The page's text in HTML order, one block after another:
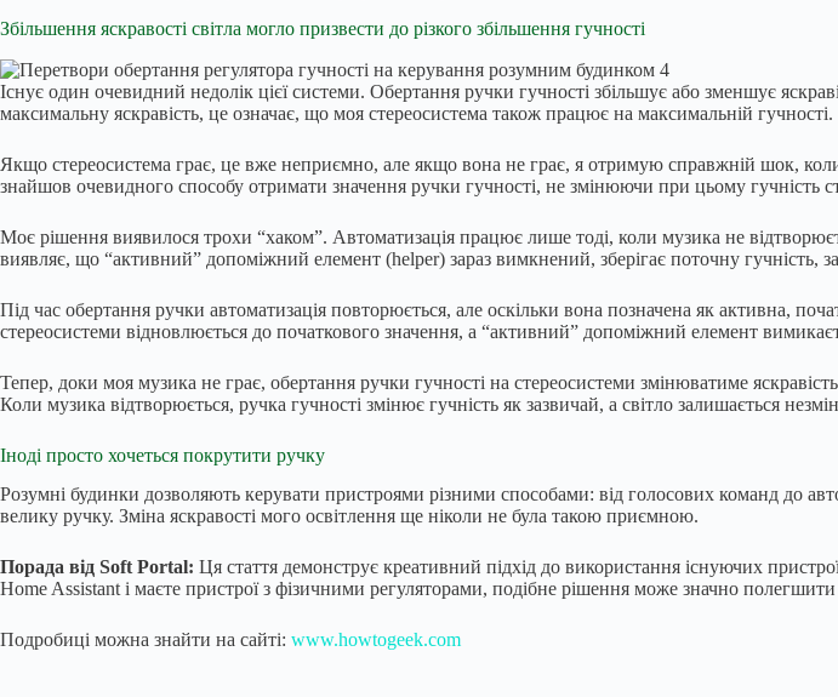
Збільшення яскравості світла могло призвести до різкого збільшення гучності
Існує один очевидний недолік цієї системи. Обертання ручки гучності збільшує або зменшує
максимальну яскравість, це означає, що моя стереосистема також працює на максимальній гучності.
Якщо стереосистема грає, це вже неприємно, але якщо вона не грає, я отримую справжній шок,
знайшов очевидного способу отримати значення ручки гучності, не змінюючи при цьому гучність
Моє рішення виявилося трохи “хаком”. Автоматизація працює лише тоді, коли музика не
виявляє, що “активний” допоміжний елемент (helper) зараз вимкнений, зберігає поточну
Під час обертання ручки автоматизація повторюється, але оскільки вона позначена як активна,
стереосистеми відновлюється до початкового значення, а “активний” допоміжний елемент
Тепер, доки моя музика не грає, обертання ручки гучності на стереосистеми змінюватиме
Коли музика відтворюється, ручка гучності змінює гучність як зазвичай, а світло залишається
Іноді просто хочеться покрутити ручку
Розумні будинки дозволяють керувати пристроями різними способами: від голосових команд до
велику ручку. Зміна яскравості мого освітлення ще ніколи не була такою приємною.
Порада від Soft Portal: Ця стаття демонструє креативний підхід до використання існуючих
Home Assistant і маєте пристрої з фізичними регуляторами, подібне рішення може значно
Подробиці можна знайти на сайті: www.howtogeek.com